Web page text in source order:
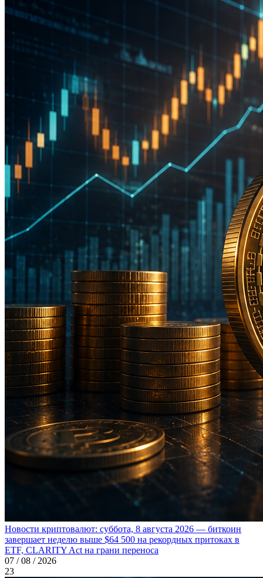
Новости криптовалют: суббота, 8 августа 2026 — биткоин
завершает неделю выше $64 500 на рекордных притоках в
ETF, CLARITY Act на грани переноса
07 / 08 / 2026
23